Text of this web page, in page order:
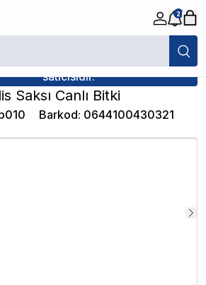
2
satıcısıdır.
Saksı Canlı Bitki
Barkod: 0644100430321